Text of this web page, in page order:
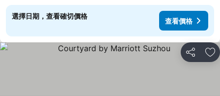
選擇日期，查看確切價格
查看價格
分享 加